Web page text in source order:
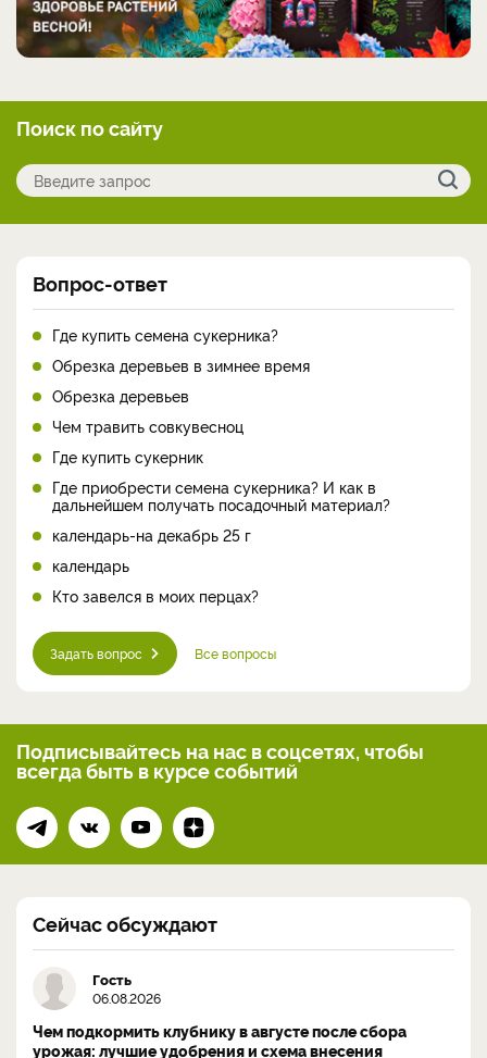
Поиск по сайту
Вопрос-ответ
Где купить семена сукерника?
Обрезка деревьев в зимнее время
Обрезка деревьев
Чем травить совкувесноц
Где купить сукерник
Где приобрести семена сукерника? И как в
дальнейшем получать посадочный материал?
календарь-на декабрь 25 г
календарь
Кто завелся в моих перцах?
Задать вопрос Все вопросы
Подписывайтесь на нас в соцсетях, чтобы
всегдабыть в курсе событий
Сейчас обсуждают
Гость
06.08.2026
Чем подкормить клубнику в августе после сбора
урожая: лучшие удобрения и схема внесения